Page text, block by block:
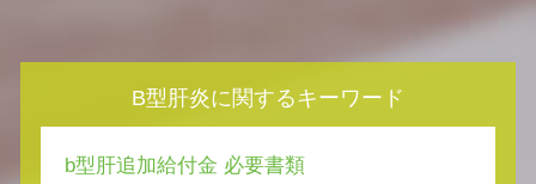
B型肝炎に関するキーワード
b型肝追加給付金 必要書類